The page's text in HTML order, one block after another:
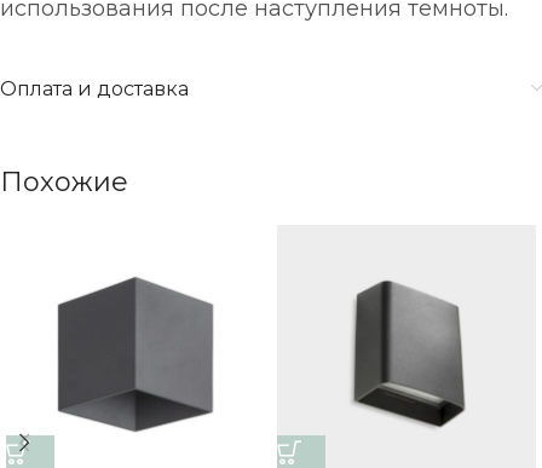
использования после наступления темноты.
Оплата и доставка
Похожие